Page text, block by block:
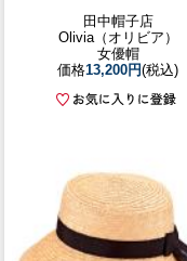
田中帽子店
Olivia（オリビア）
女優帽
価格13,200円(税込)